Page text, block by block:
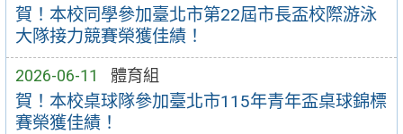
賀！本校同學參加臺北市第22屆市長盃校際游泳
大隊接力競賽榮獲佳績！
2026-06-11 體育組
賀！本校桌球隊參加臺北市115年青年盃桌球錦標
賽榮獲佳績！